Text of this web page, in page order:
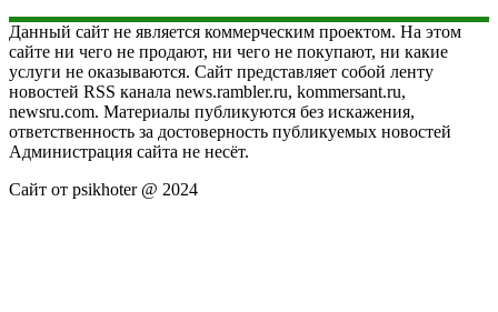
Данный сайт не является коммерческим проектом. На этом
сайте ни чего не продают, ни чего не покупают, ни какие
услуги не оказываются. Сайт представляет собой ленту
новостей RSS канала news.rambler.ru, kommersant.ru,
newsru.com. Материалы публикуются без искажения,
ответственность за достоверность публикуемых новостей
Администрация сайта не несёт.
Сайт от psikhoter @ 2024